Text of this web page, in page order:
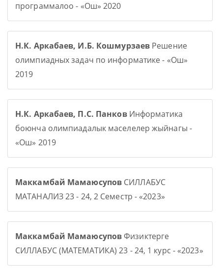
программалоо - «Ош» 2020
Н.К. Аркабаев, И.Б. Кошмурзаев Решение
олимпиадных задач по информатике - «Ош»
2019
Н.К. Аркабаев, П.С. ПанковИнформатика
боюнча олимпиадалык маселелер жыйнагы -
«Ош» 2019
Маккамбай Мамаюсупов СИЛЛАБУС
МАТАНАЛИЗ 23 - 24, 2 Семестр - «2023»
Маккамбай МамаюсуповФизиктерге
СИЛЛАБУС (МАТЕМАТИКА) 23 - 24, 1 курс - «2023»